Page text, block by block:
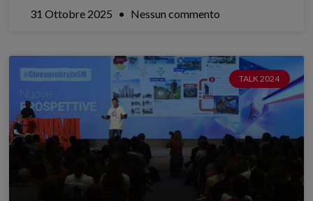
31 Ottobre 2025 Nessun commento
TALK 2024